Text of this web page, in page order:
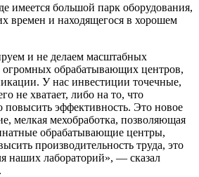
имеется большой парк оборудования,
времен и находящегося в хорошем
и не делаем масштабных
обрабатывающих центров,
У нас инвестиции точечные,
не хватает, либо на то, что
повысить эффективность. Это новое
мелкая мехобработка, позволяющая
обрабатывающие центры,
производительность труда, это
наших лабораторий», — сказал